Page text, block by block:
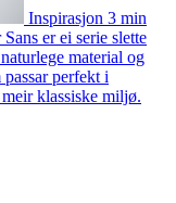
Inspirasjon 3 min
Sans er ei serie slette
material og
perfekt i
klassiske miljø.